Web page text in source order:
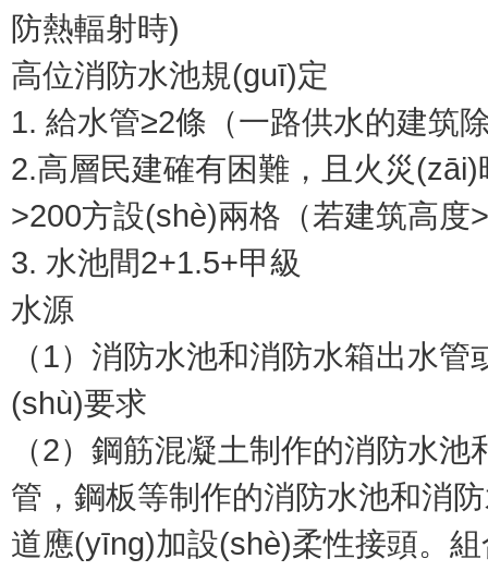
防熱輻射時)
高位消防水池規(guī)定
1. 給水管≥2條（一路供水的建筑
2.高層民建確有困難，且火災
>200方設(shè)兩格（若建筑高
3. 水池間2+1.5+甲級
水源
（1）消防水池和消防水箱出水
(shù)要求
（2）鋼筋混凝土制作的消防水
管，鋼板等制作的消防水池和消防
道應(yīng)加設(shè)柔性接頭。